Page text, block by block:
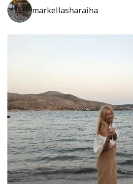
markellasharaiha